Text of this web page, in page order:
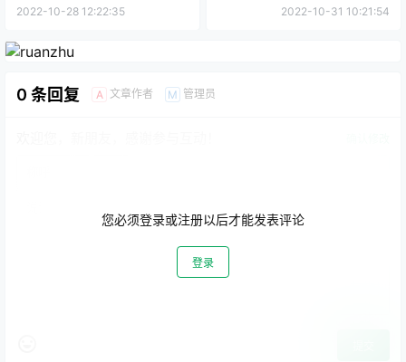
2022-10-28 12:22:35 2022-10-31 10:21:54
0 条回复 A 文章作者 M 管理员
您必须登录或注册以后才能发表评论
登录